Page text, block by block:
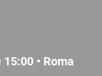
• Roma